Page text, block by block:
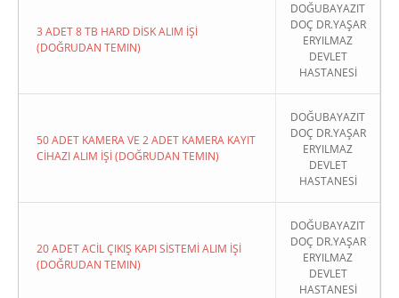
3 ADET 8 TB HARD DİSK ALIM İŞİ
(DOĞRUDAN TEMIN)
DOĞUBAYAZIT
DOÇ DR.YAŞAR
ERYILMAZ
DEVLET
HASTANESİ
50 ADET KAMERA VE 2 ADET KAMERA KAYIT
CİHAZI ALIM İŞİ (DOĞRUDAN TEMIN)
DOĞUBAYAZIT
DOÇ DR.YAŞAR
ERYILMAZ
DEVLET
HASTANESİ
20 ADET ACİL ÇIKIŞ KAPI SİSTEMİ ALIM İŞİ
(DOĞRUDAN TEMIN)
DOĞUBAYAZIT
DOÇ DR.YAŞAR
ERYILMAZ
DEVLET
HASTANESİ